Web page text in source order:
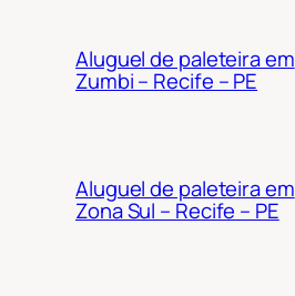
Aluguel de paleteira em
Zumbi – Recife – PE
Aluguel de paleteira em
Zona Sul – Recife – PE